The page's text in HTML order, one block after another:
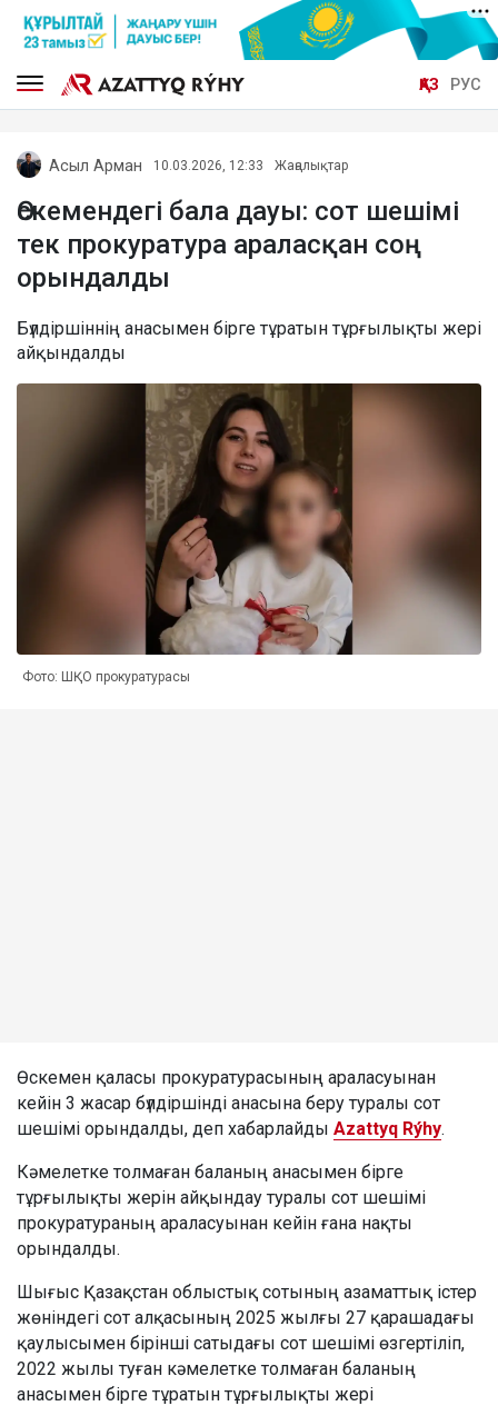
ҚАЗ РУС
Асыл Арман 10.03.2026, 12:33 Жаңалықтар
Өскемендегі бала дауы: сот шешімі
тек прокуратура араласқан соң
орындалды
Бүлдіршіннің анасымен бірге тұратын тұрғылықты жері
айқындалды
Фото: ШҚО прокуратурасы
Өскемен қаласы прокуратурасының араласуынан
кейін 3 жасар бүлдіршінді анасына беру туралы сот
шешімі орындалды, деп хабарлайды Azattyq Rýhy.
Кәмелетке толмаған баланың анасымен бірге
тұрғылықты жерін айқындау туралы сот шешімі
прокуратураның араласуынан кейін ғана нақты
орындалды.
Шығыс Қазақстан облыстық сотының азаматтық істер
жөніндегі сот алқасының 2025 жылғы 27 қарашадағы
қаулысымен бірінші сатыдағы сот шешімі өзгертіліп,
2022 жылы туған кәмелетке толмаған баланың
анасымен бірге тұратын тұрғылықты жері